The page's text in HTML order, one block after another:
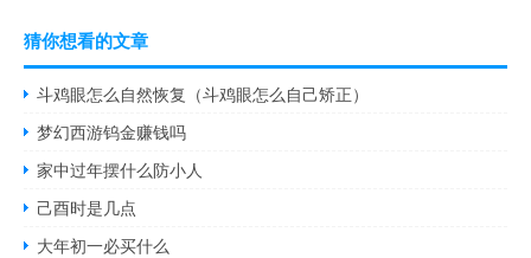
猜你想看的文章
斗鸡眼怎么自然恢复（斗鸡眼怎么自己矫正）
梦幻西游钨金赚钱吗
家中过年摆什么防小人
己酉时是几点
大年初一必买什么